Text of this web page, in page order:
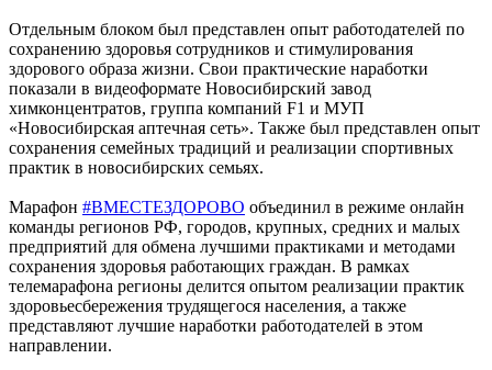
Отдельным блоком был представлен опыт работодателей по
сохранению здоровья сотрудников и стимулирования
здорового образа жизни. Свои практические наработки
показали в видеоформате Новосибирский завод
химконцентратов, группа компаний F1 и МУП
«Новосибирская аптечная сеть». Также был представлен опыт
сохранения семейных традиций и реализации спортивных
практик в новосибирских семьях.
Марафон #ВМЕСТЕЗДОРОВО объединил в режиме онлайн
команды регионов РФ, городов, крупных, средних и малых
предприятий для обмена лучшими практиками и методами
сохранения здоровья работающих граждан. В рамках
телемарафона регионы делится опытом реализации практик
здоровьесбережения трудящегося населения, а также
представляют лучшие наработки работодателей в этом
направлении.